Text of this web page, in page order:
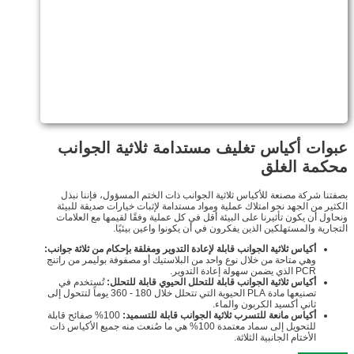
عبوات أكياس تغليف مستدامة ثلاثية الجوانب
محكمة الغلق
بصفتنا شركة مصنعة للأكياس ثلاثية الجوانب ذات الختم المسؤول، فإننا نبذل
الكثير من الجهد نحو امتلاك عملية ومواد مستدامة لإثبات خيارات صديقة للبيئة
ونحاول أن يكون تأثيرنا على البيئة أقل في كل عملية وفقًا لقيمها مع العلامات
التجارية والمستهلكين الذين يفكرون في أن يكونوا واعين بيئيًا.
أكياس ثلاثية الجوانب قابلة لإعادة التدوير ومغلقة بإحكام من ثلاثة جوانب:
وهي متاحة من خلال نوع واحد من البلاستيك أو مصفوفة بوليمر من راتنج
PCR الذي يضمن سهولة إعادة التدوير.
أكياس ثلاثية الجوانب قابلة للتحلل الحيوي قابلة للتحلل: تُستخدم في
تصنيعها مادة PLA الحيوية التي تتحلل خلال 180 - 360 يوماً لتتحول إلى
ثاني أكسيد الكربون والماء.
أكياس مانعة للتسرب ثلاثية الجوانب قابلة للتسميد:
100% صفائح قابلة
للتحويل إلى سماد معتمدة 100% هي ما صُنعت منه جميع الأكياس ذات
الأختام الجانبية الثلاثة.